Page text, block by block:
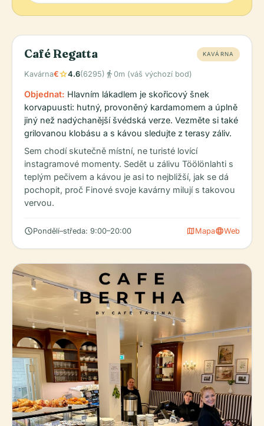
Café Regatta KAVÁRNA
Kavárna€star4.6(6295) directions_walk 0m (váš výchozí bod)
Objednat: Hlavním lákadlem je skořicový šnek
korvapuusti: hutný, provoněný kardamomem a úplně
jiný než nadýchanější švédská verze. Vezměte si také
grilovanou klobásu a s kávou sledujte z terasy záliv.
Sem chodí skutečně místní, ne turisté lovící
instagramové momenty. Sedět u zálivu Töölönlahti s
teplým pečivem a kávou je asi to nejbližší, jak se dá
pochopit, proč Finové svoje kavárny milují s takovou
vervou.
schedulePondělí–středa: 9:00–20:00 mapMapalanguageWeb